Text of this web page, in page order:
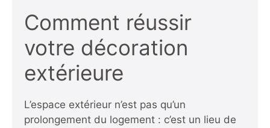
Comment réussir
votre décoration
extérieure
L’espace extérieur n’est pas qu’un
prolongement du logement : c’est un lieu de